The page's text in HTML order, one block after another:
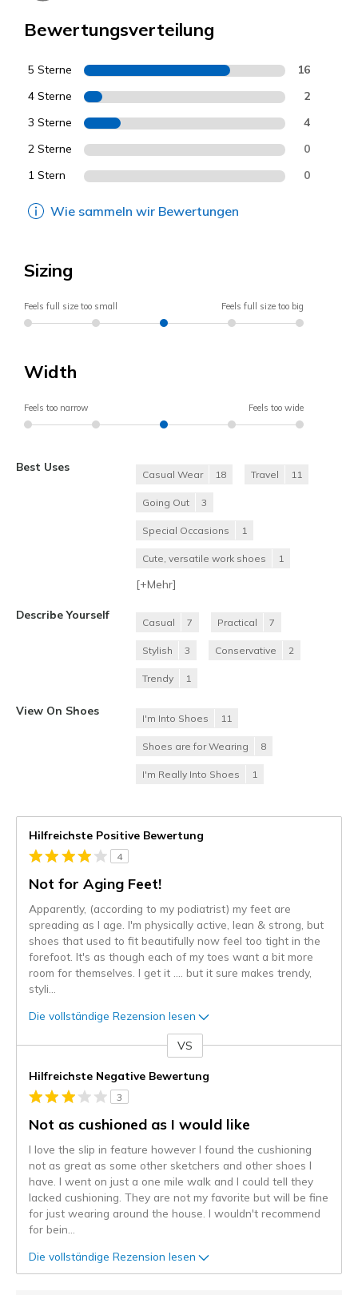
Bewertungsverteilung
5 Sterne 16
4 Sterne 2
3 Sterne 4
2 Sterne 0
1 Stern 0
Wie sammeln wir Bewertungen
Sizing
Feels full size too small Feels full size too big
Width
Feels too narrow Feels too wide
Best Uses
Casual Wear 18 Travel 11
Going Out 3
Special Occasions 1
Cute, versatile work shoes 1
[+Mehr]
Describe Yourself
Casual 7 Practical 7
Stylish 3 Conservative 2
Trendy 1
View On Shoes
I'm Into Shoes 11
Shoes are for Wearing 8
I'm Really Into Shoes 1
Hilfreichste Positive Bewertung
4
Not for Aging Feet!
Apparently, (according to my podiatrist) my feet are
spreading as I age. I'm physically active, lean & strong, but
shoes that used to fit beautifully now feel too tight in the
forefoot. It's as though each of my toes want a bit more
room for themselves. I get it .... but it sure makes trendy,
styli
Die vollständige Rezension lesen
VS
Hilfreichste Negative Bewertung
3
Not as cushioned as I would like
I love the slip in feature however I found the cushioning
not as great as some other sketchers and other shoes I
have. I went on just a one mile walk and I could tell they
lacked cushioning. They are not my favorite but will be fine
for just wearing around the house. I wouldn't recommend
for bein
Die vollständige Rezension lesen